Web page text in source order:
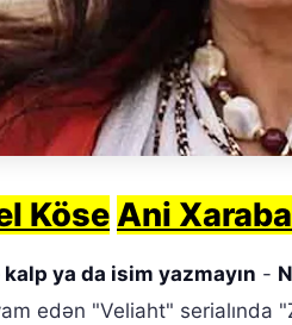
KöseAni
ya da isim yazmayın -
edən "Veliaht" serialında